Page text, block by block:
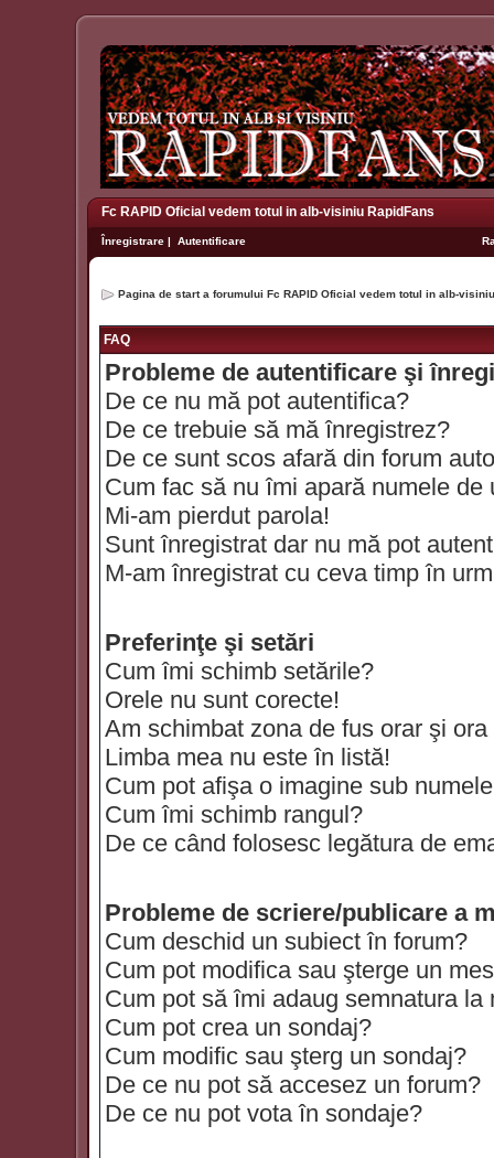
Fc RAPID Oficial vedem totul in alb-visiniu RapidFans
Înregistrare | Autentificare
Pagina de start a forumului Fc RAPID Oficial vedem totul in alb-
FAQ
Probleme de autentificare şi
De ce nu mă pot autentifica?
De ce trebuie să mă înregistrez?
De ce sunt scos afară din forum
Cum fac să nu îmi apară numele
Mi-am pierdut parola!
Sunt înregistrat dar nu mă pot
M-am înregistrat cu ceva timp în
Preferinţe şi setări
Cum îmi schimb setările?
Orele nu sunt corecte!
Am schimbat zona de fus orar şi
Limba mea nu este în listă!
Cum pot afişa o imagine sub
Cum îmi schimb rangul?
De ce când folosesc legătura de
Probleme de scriere/publicare a
Cum deschid un subiect în forum?
Cum pot modifica sau şterge un
Cum pot să îmi adaug semnatura la
Cum pot crea un sondaj?
Cum modific sau şterg un sondaj?
De ce nu pot să accesez un forum?
De ce nu pot vota în sondaje?